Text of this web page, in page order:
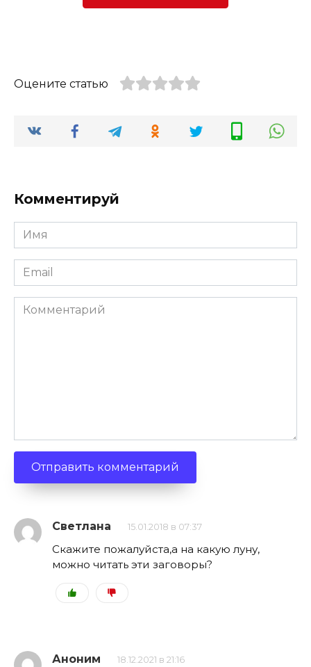
Оцените статью
Комментируй
Имя
Email
Комментарий
Светлана 15.01.2018 в 07:37
Скажите пожалуйста,а на какую луну,
можно читать эти заговоры?
Аноним 18.12.2021 в 21:16